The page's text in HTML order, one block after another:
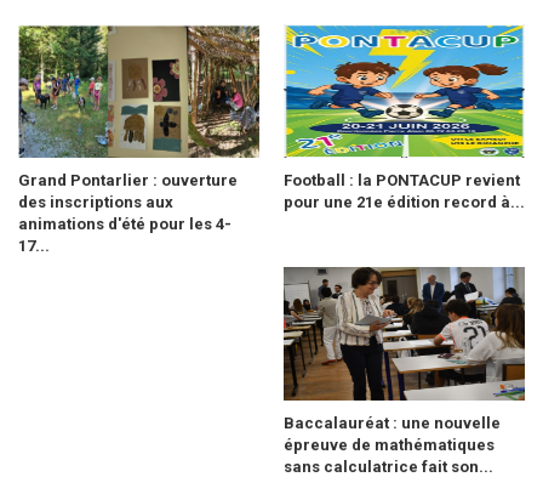
Grand Pontarlier : ouverture
des inscriptions aux
animations d'été pour les 4-
17...
Football : la PONTACUP revient
pour une 21e édition record à...
Baccalauréat : une nouvelle
épreuve de mathématiques
sans calculatrice fait son...